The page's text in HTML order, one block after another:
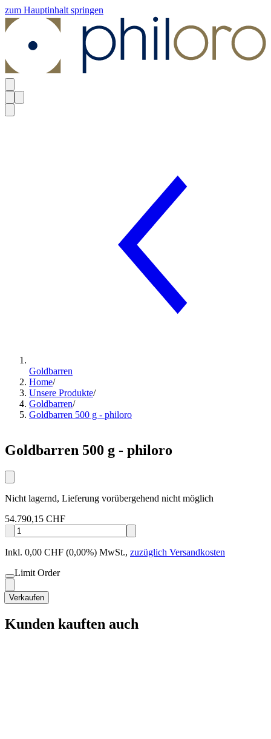
zum Hauptinhalt springen
Goldbarren
Home/
Unsere Produkte/
Goldbarren/
Goldbarren 500 g - philoro
Goldbarren 500 g - philoro
Nicht lagernd, Lieferung vorübergehend nicht möglich
54.790,15 CHF
Inkl. 0,00 CHF (0,00%) MwSt., zuzüglich Versandkosten
Limit Order
Verkaufen
Kunden kauften auch